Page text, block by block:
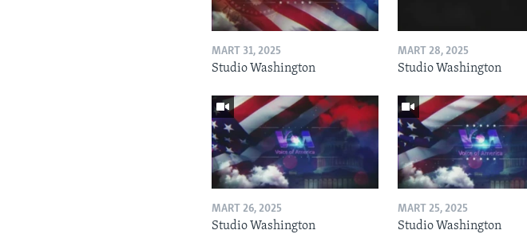
MART 31, 2025
Studio Washington
MART 28, 2025
Studio Washington
MART 26, 2025
Studio Washington
MART 25, 2025
Studio Washington